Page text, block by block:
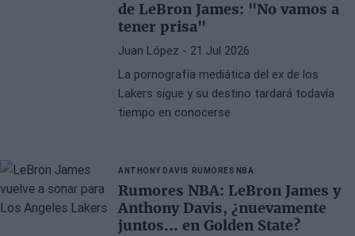
de LeBron James: "No vamos a
tener prisa"
Juan López - 21 Jul 2026
La pornografía mediática del ex de los
Lakers sigue y su destino tardará todavía
tiempo en conocerse
ANTHONY DAVIS RUMORES NBA
Rumores NBA: LeBron James y
Anthony Davis, ¿nuevamente
juntos... en Golden State?